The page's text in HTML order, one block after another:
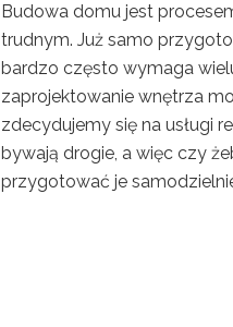
Budowa domu jest
trudnym. Już samo
bardzo często wymaga
zaprojektowanie wnętrza
zdecydujemy się na usługi
bywają drogie, a więc czy
przygotować je